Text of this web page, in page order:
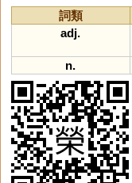
詞類
adj.
n.